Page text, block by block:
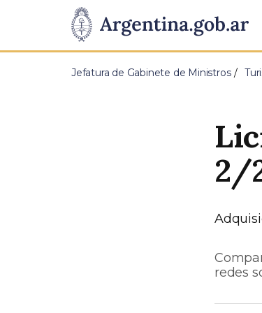
Presidencia
de
Pasar al contenido principal
Jefatura de Gabinete de Ministros
2/
redes